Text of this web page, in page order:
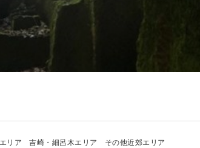
リア 吉崎・細呂木エリア その他近郊エリア